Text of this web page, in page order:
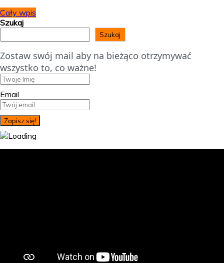
Cały wpis
Szukaj
Szukaj
Zostaw swój mail aby na bieżąco otrzymywać
wszystko to, co ważne!
Email